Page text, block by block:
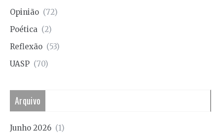
Opinião (72)
Poética (2)
Reflexão (53)
UASP (70)
Arquivo
Junho 2026 (1)